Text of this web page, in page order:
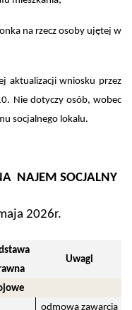
na rzecz osoby ujętej w
aktualizacji wniosku przez
Nie dotyczy osób, wobec
socjalnego lokalu.
NAJEM SOCJALNY
2026r.
Uwagi
odmowa zawarcia